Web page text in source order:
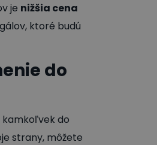
je nižšia cena
ktoré budú
do
do
strany, môžete